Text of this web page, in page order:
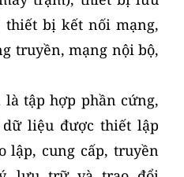
bị kết nối mạng,
truyền, mạng nội bộ,
là tập hợp phần cứng,
liệu được thiết lập
lập, cung cấp, truyền